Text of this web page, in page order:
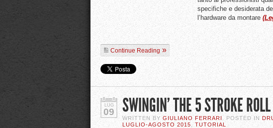
specifiche e desiderata
l’hardware da montare
Continue Reading
LUG
09 SWINGIN’ THE 5 STROKE
WRITTEN BY GIULIANO FERRARI . POSTED IN
LUGLIO-AGOSTO 2015, TUTORIAL